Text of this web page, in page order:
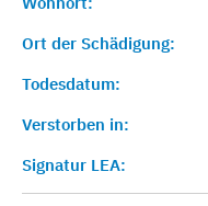
Ort der Schädigung:
Todesdatum:
Verstorben in:
Signatur LEA: